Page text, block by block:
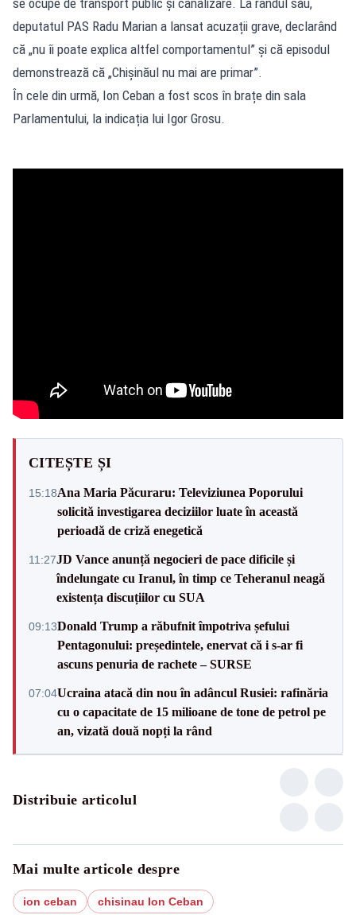
deputatul PAS Radu Marian a lansat acuzații grave, declarând
că „nu îi poate explica altfel comportamentul” și că episodul
demonstrează că „Chișinăul nu mai are primar”.
În cele din urmă, Ion Ceban a fost scos în brațe din sala
Parlamentului, la indicația lui Igor Grosu.
CITEȘTE ȘI
15:18Ana Maria Păcuraru: Televiziunea Poporului
solicită investigarea deciziilor luate în această
perioadă de criză enegetică
11:27JD Vance anunță negocieri de pace dificile și
îndelungate cu Iranul, în timp ce Teheranul neagă
existența discuțiilor cu SUA
09:13Donald Trump a răbufnit împotriva șefului
Pentagonului: președintele, enervat că i s-ar fi
ascuns penuria de rachete – SURSE
07:04Ucraina atacă din nou în adâncul Rusiei: rafinăria
cu o capacitate de 15 milioane de tone de petrol pe
an, vizată două nopți la rând
Distribuie articolul
Mai multe articole despre
ion ceban chisinau Ion Ceban